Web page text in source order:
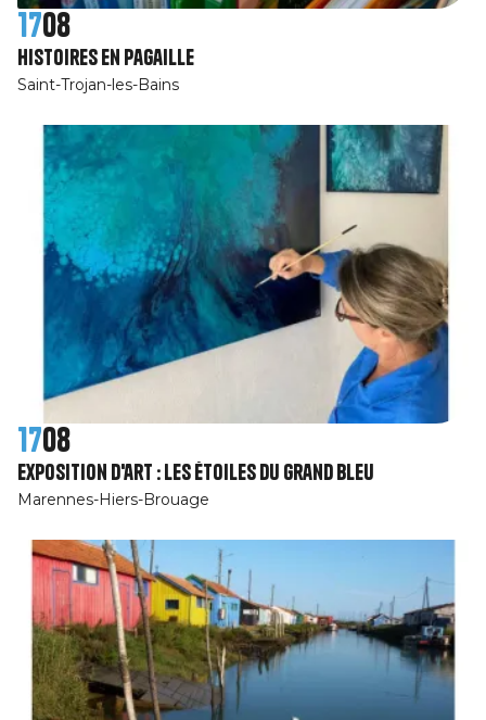
1708
Histoires en pagaille
Saint-Trojan-les-Bains
1708
Exposition d'art : Les étoiles du Grand Bleu
Marennes-Hiers-Brouage